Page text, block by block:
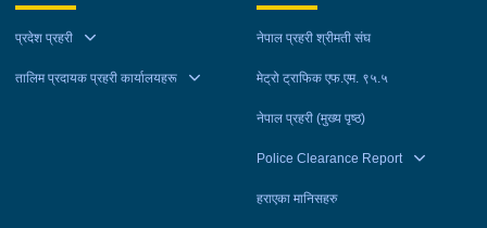
प्रदेश प्रहरी
तालिम प्रदायक प्रहरी कार्यालयहरू
नेपाल प्रहरी श्रीमती संघ
मेट्रो ट्राफिक एफ.एम. ९५.५
नेपाल प्रहरी (मुख्य पृष्ठ)
Police Clearance Report
हराएका मानिसहरु